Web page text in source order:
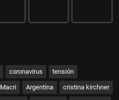
coronavirus tensión
Macri Argentina cristina kirchner